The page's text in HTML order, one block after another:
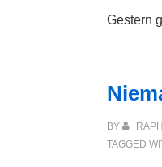
Gestern
BY
TAGGED